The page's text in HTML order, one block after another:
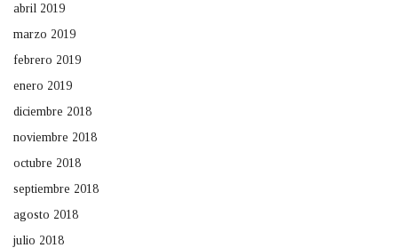
abril 2019
marzo 2019
febrero 2019
enero 2019
diciembre 2018
noviembre 2018
octubre 2018
septiembre 2018
agosto 2018
julio 2018